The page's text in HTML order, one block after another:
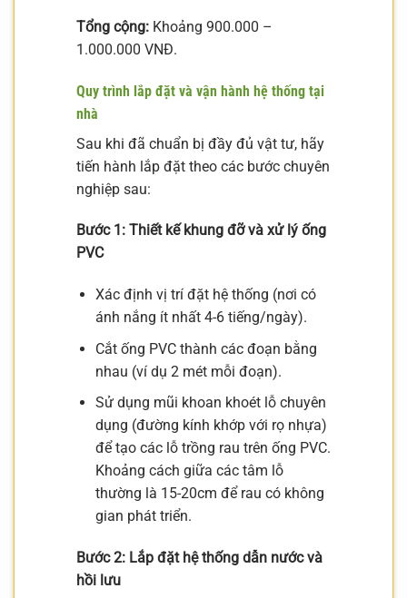
Tổng cộng: Khoảng 900.000 –
1.000.000 VNĐ.
Quy trình lắp đặt và vận hành hệ thống tại
nhà
Sau khi đã chuẩn bị đầy đủ vật tư, hãy
tiến hành lắp đặt theo các bước chuyên
nghiệp sau:
Bước 1: Thiết kế khung đỡ và xử lý ống
PVC
Xác định vị trí đặt hệ thống (nơi có
ánh nắng ít nhất 4-6 tiếng/ngày).
Cắt ống PVC thành các đoạn bằng
nhau (ví dụ 2 mét mỗi đoạn).
Sử dụng mũi khoan khoét lỗ chuyên
dụng (đường kính khớp với rọ nhựa)
để tạo các lỗ trồng rau trên ống PVC.
Khoảng cách giữa các tâm lỗ
thường là 15-20cm để rau có không
gian phát triển.
Bước 2: Lắp đặt hệ thống dẫn nước và
hồi lưu